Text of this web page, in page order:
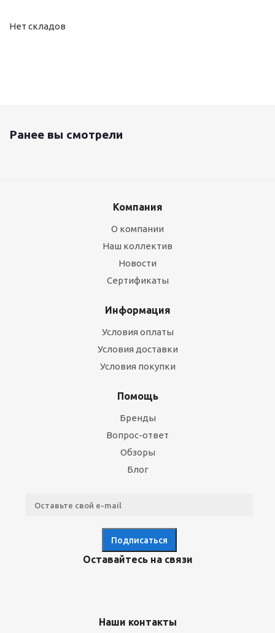
Нет складов
Ранее вы смотрели
Компания
О компании
Наш коллектив
Новости
Сертификаты
Информация
Условия оплаты
Условия доставки
Условия покупки
Помощь
Бренды
Вопрос-ответ
Обзоры
Блог
Оставайтесь на связи
Наши контакты